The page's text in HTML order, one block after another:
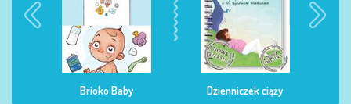
Dzienniczek ciąży Dzienniczek żywienia